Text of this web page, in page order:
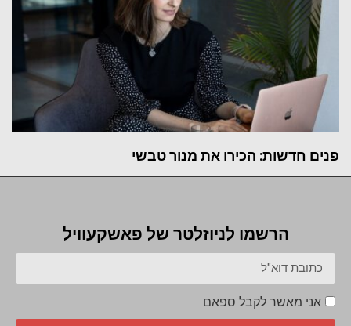
פנים חדשות: הכירו את מנור טבשי
הרשמו לניוזלטר של פאשקעוויל
אני מאשר לקבל ספאם